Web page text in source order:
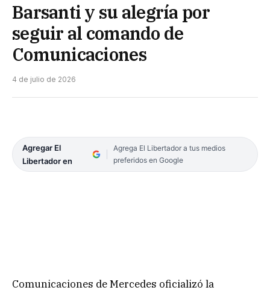
Barsanti y su alegría por
seguir al comando de
Comunicaciones
4 de julio de 2026
Agregar El
Libertador en
Agrega El Libertador a tus medios
preferidos en Google
Comunicaciones de Mercedes oficializó la